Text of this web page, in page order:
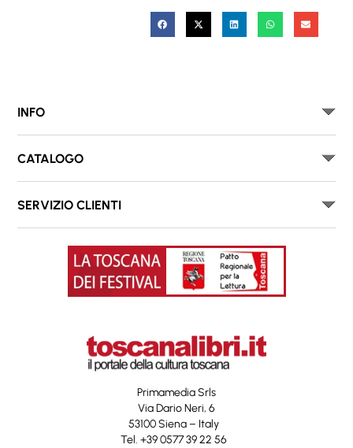
INFO
CATALOGO
SERVIZIO CLIENTI
Primamedia Srls
Via Dario Neri, 6
53100 Siena – Italy
Tel. +39 0577 39 22 56